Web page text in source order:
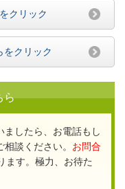
クリック
をクリック
ら
ましたら、お電話もし
談ください。 お問合
ます。極力、お待た